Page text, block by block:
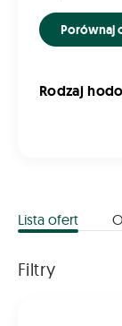
Porównaj
Rodzaj
Lista ofert
Filtry